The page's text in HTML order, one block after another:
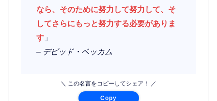
なら、そのために努力して努力して、そ
してさらにもっと努力する必要がありま
す 」
– デビッド・ベッカム
＼ この名言をコピーしてシェア！ ／
Copy